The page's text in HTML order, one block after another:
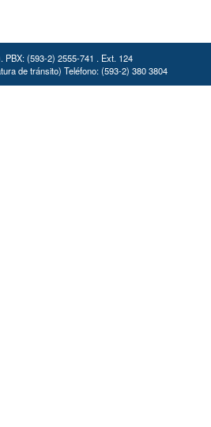
PBX: (593-2) 2555-741 . Ext. 124
de tránsito) Teléfono: (593-2) 380 3804